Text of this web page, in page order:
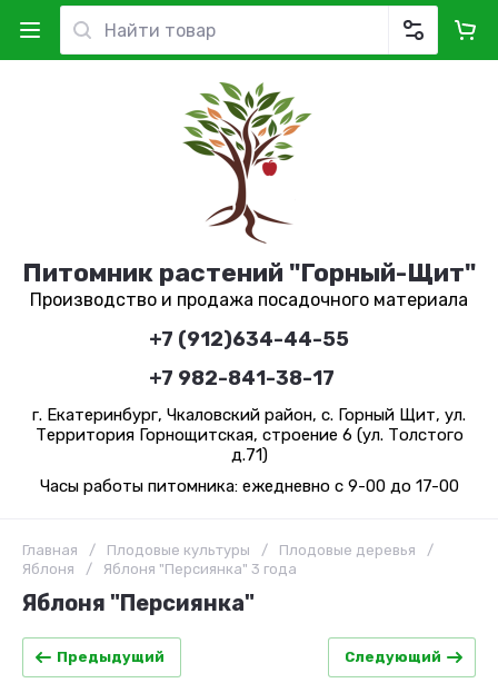
Питомник растений "Горный-Щит"
Производство и продажа посадочного материала
+7 (912)634-44-55
+7 982-841-38-17
г. Екатеринбург, Чкаловский район, с. Горный Щит, ул.
Территория Горнощитская, строение 6 (ул. Толстого
д.71)
Часы работы питомника: ежедневно с 9-00 до 17-00
Главная / Плодовые культуры / Плодовые деревья
/
Яблоня
/ Яблоня "Персиянка" 3 года
Яблоня "Персиянка"
Предыдущий Следующий